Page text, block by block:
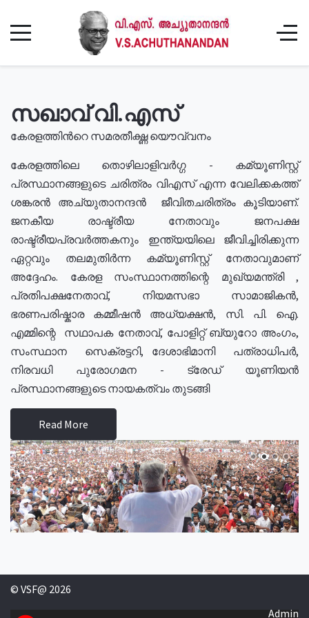
സഖാവ് വി.എസ്
കേരളത്തിൻറെ സമരതീക്ഷ്ണ യൌവ്വനം
കേരളത്തിലെ തൊഴിലാളിവർഗ്ഗ - കമ്യൂണിസ്റ്റ്
പ്രസ്ഥാനങ്ങളുടെ ചരിത്രം വിഎസ് എന്ന വേലിക്കകത്ത്
ശങ്കരൻ അച്യുതാനന്ദൻ ജീവിതചരിത്രം കൂടിയാണ്.
ജനകീയ രാഷ്ട്രീയ നേതാവും ജനപക്ഷ
രാഷ്ട്രീയപ്രവർത്തകനും ഇന്ത്യയിലെ ജീവിച്ചിരിക്കുന്ന
ഏറ്റവും തലമുതിർന്ന കമ്യൂണിസ്റ്റ് നേതാവുമാണ്
അദ്ദേഹം. കേരള സംസ്ഥാനത്തിന്റെ മുഖ്യമന്ത്രി ,
പ്രതിപക്ഷനേതാവ്, നിയമസഭാ സാമാജികൻ,
ഭരണപരിഷ്കാര കമ്മീഷൻ അധ്യക്ഷൻ, സി. പി. ഐ.
എമ്മിന്റെ സഥാപക നേതാവ്, പോളിറ്റ് ബ്യുറോ അംഗം,
സംസ്ഥാന സെക്രട്ടറി, ദേശാഭിമാനി പത്രാധിപർ,
നിരവധി പുരോഗമന - ട്രേഡ് യൂണിയൻ
പ്രസ്ഥാനങ്ങളുടെ നായകത്വം തുടങ്ങി
Read More
© VSF@ 2026
Admin